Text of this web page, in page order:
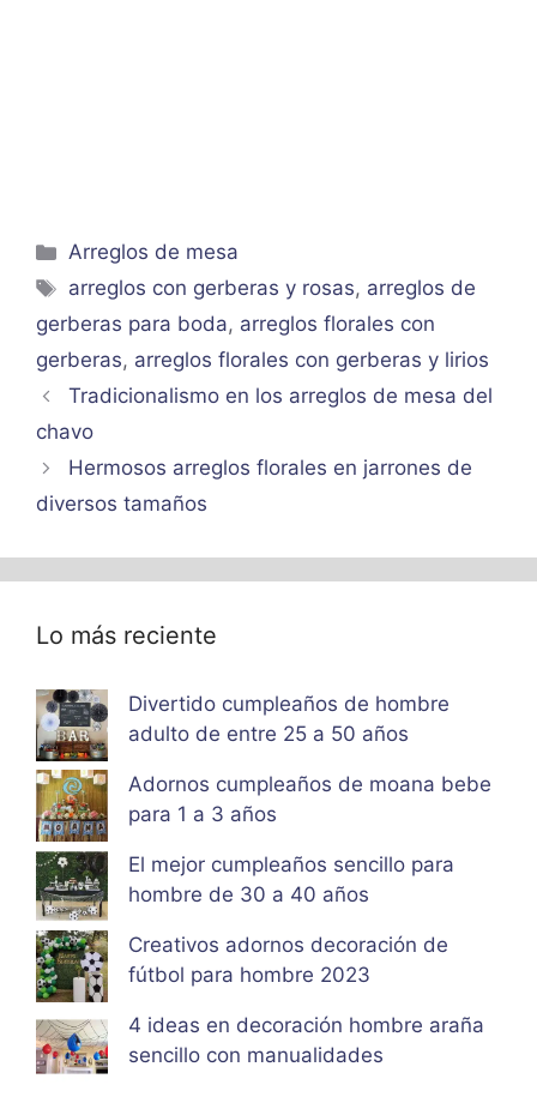
Categorías
Arreglos de mesa
Etiquetas
arreglos con gerberas y rosas, arreglos de
gerberas para boda, arreglos florales con
gerberas, arreglos florales con gerberas y lirios
Tradicionalismo en los arreglos de mesa del
chavo
Hermosos arreglos florales en jarrones de
diversos tamaños
Lo más reciente
Divertido cumpleaños de hombre
adulto de entre 25 a 50 años
Adornos cumpleaños de moana bebe
para 1 a 3 años
El mejor cumpleaños sencillo para
hombre de 30 a 40 años
Creativos adornos decoración de
fútbol para hombre 2023
4 ideas en decoración hombre araña
sencillo con manualidades